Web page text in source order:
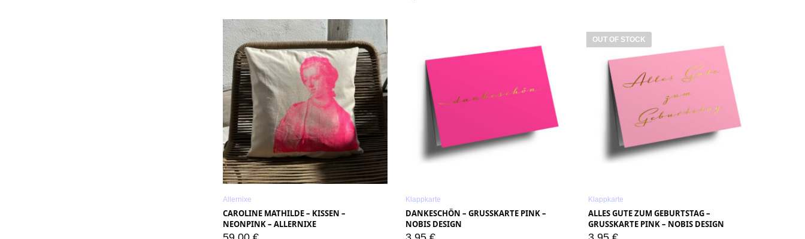
Allernixe
CAROLINE MATHILDE – KISSEN –
NEONPINK – ALLERNIXE
Klappkarte
DANKESCHÖN – GRUSSKARTE PINK – N
OBIS DESIGN
OUT OF STOCK
Klappkarte
ALLES GUTE ZUM GEBURTSTAG –
GRUSSKARTE PINK – NOBIS DESIGN